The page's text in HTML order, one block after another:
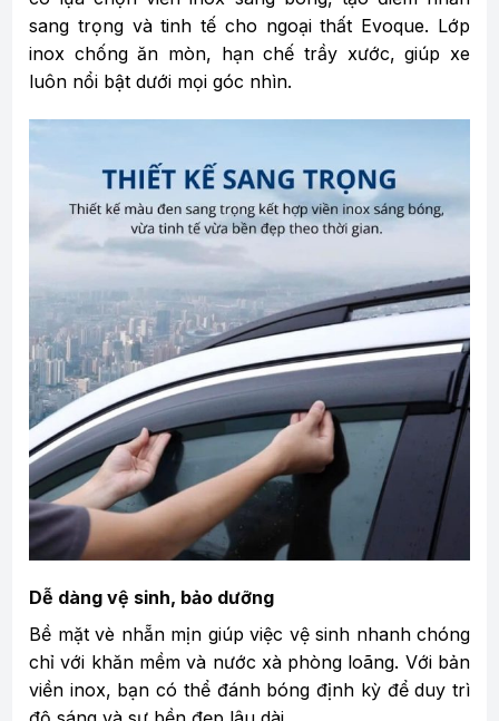
sang trọng và tinh tế cho ngoại thất Evoque. Lớp
inox chống ăn mòn, hạn chế trầy xước, giúp xe
luôn nổi bật dưới mọi góc nhìn.
Dễ dàng vệ sinh, bảo dưỡng
Bề mặt vè nhẵn mịn giúp việc vệ sinh nhanh chóng
chỉ với khăn mềm và nước xà phòng loãng. Với bản
viền inox, bạn có thể đánh bóng định kỳ để duy trì